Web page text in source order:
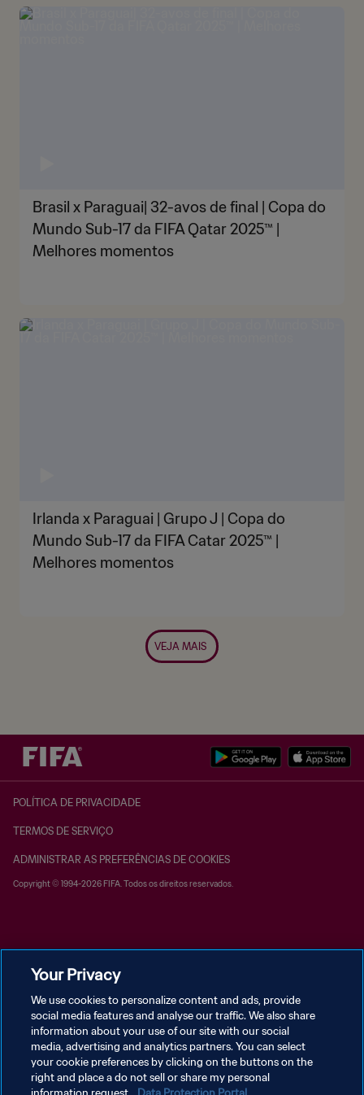
Brasil x Paraguai| 32-avos de final | Copa do
Mundo Sub-17 da FIFA Qatar 2025™ |
Melhores momentos
Irlanda x Paraguai | Grupo J | Copa do
Mundo Sub-17 da FIFA Catar 2025™ |
Melhores momentos
VEJA MAIS
POLÍTICA DE PRIVACIDADE
TERMOS DE SERVIÇO
ADMINISTRAR AS PREFERÊNCIAS DE COOKIES
Copyright © 1994-2026 FIFA. Todos os direitos reservados.
Your Privacy
We use cookies to personalize content and ads, provide
social media features and analyse our traffic. We also share
information about your use of our site with our social
media, advertising and analytics partners. You can select
your cookie preferences by clicking on the buttons on the
right and place a do not sell or share my personal